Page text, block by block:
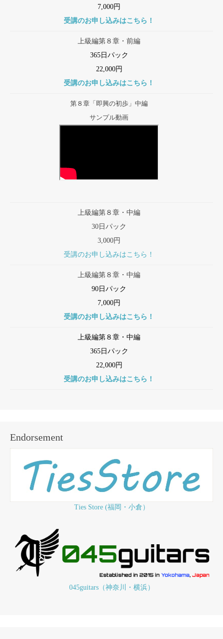
7,000円
受講のお申し込みはこちら！
上級編第８章・前編
365日パック
22,000円
受講のお申し込みはこちら！
第８章「即興の初歩」中編
サンプル動画
上級編第８章・中編
30日パック
3,000円
受講のお申し込みはこちら！
上級編第８章・中編
90日パック
7,000円
受講のお申し込みはこちら！
上級編第８章・中編
365日パック
22,000円
受講のお申し込みはこちら！
Endorsement
Ties Store (福岡・小倉）
045guitars（神奈川・横浜）